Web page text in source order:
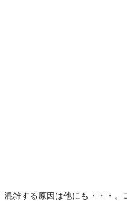
混雑する原因は他にも・・・。